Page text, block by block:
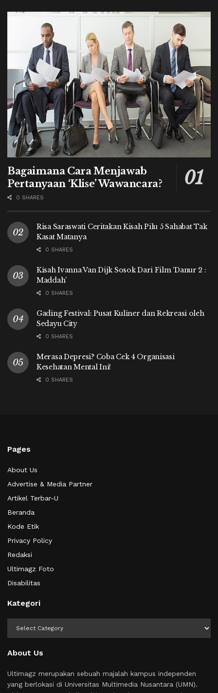
Bagaimana Cara Menjawab
Pertanyaan ‘Klise’ Wawancara?
0 SHARES
Risa Saraswati Ceritakan Kisah Pilu 5 Sahabat Tak
Kasat Matanya
0 SHARES
Kisah Ivanna Van Dijk Sosok Dari Film ‘Danur 2 :
Maddah’
0 SHARES
Gading Festival: Pusat Kuliner dan Rekreasi oleh
Sedayu City
0 SHARES
Merasa Depresi? Coba Cek 4 Organisasi
Kesehatan Mental Ini!
0 SHARES
Pages
About Us
Advertise & Media Partner
Artikel Terbar-U
Beranda
Kode Etik
Privacy Policy
Redaksi
Ultimagz Foto
Disabilitas
Kategori
About Us
Ultimagz merupakan sebuah majalah kampus independen
yang berlokasi di Universitas Multimedia Nusantara (UMN).